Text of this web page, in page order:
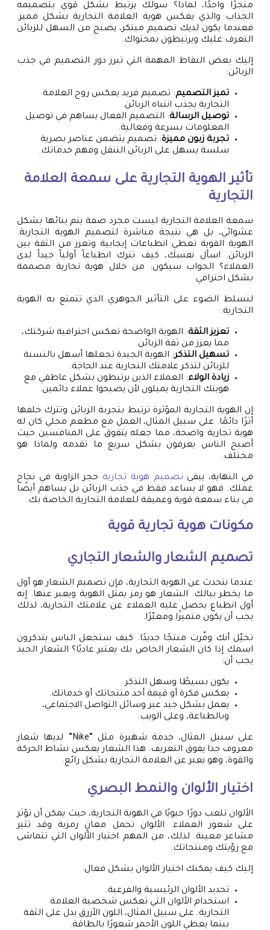
متجرًا واحدًا، لماذا؟ سولك يرتبط بشكل قوي بتصميمه
الجذاب والذي يعكس هوية العلامة التجارية بشكل مميز.
فعندما يكون لديك تصميم مبتكر، يصبح من السهل للزبائن
التعرف عليك ويرتبطون بمحتواك.
إليك بعض النقاط المهمة التي تبرز دور التصميم في جذب
الزبائن:
تميز التصميم: تصميم فريد يعكس روح العلامة
التجارية يجذب انتباه الزبائن.
توصيل الرسالة: التصميم الفعال يساهم في توصيل
المعلومات بسرعة وفعالية.
تجربة زبون مميزة: تصميم يتضمن عناصر بصرية
سلسة يسهل على الزبائن التنقل وفهم خدماتك.
تأثير الهوية التجارية على سمعة العلامة
التجارية
سمعة العلامة التجارية ليست مجرد صفة يتم بنائها بشكل
عشوائي، بل هي نتيجة مباشرة لتصميم الهوية التجارية.
الهوية القوية تعطي انطباعات إيجابية وتعزز من الثقة بين
الزبائن. اسأل نفسك، كيف تترك انطباعاً أولياً جيداً لدى
العملاء؟ الجواب سيكون: من خلال هوية تجارية مصممة
بشكل احترافي.
لنسلط الضوء على التأثير الجوهري الذي تتمتع به الهوية
التجارية:
تعزيز الثقة: الهوية الواضحة تعكس احترافية شركتك،
مما يعزز من ثقة الزبائن.
تسهيل التذكر: الهوية الجيدة تجعلها أسهل بالنسبة
للزبائن لتذكر علامتك التجارية عند الحاجة.
زيادة الولاء: العملاء الذين يرتبطون بشكل عاطفي مع
هويتك التجارية يميلون لأن يصبحوا عملاء دائمين.
إن الهوية التجارية المؤثرة ترتبط بتجربة الزبائن وتترك خلفها
أثرًا دائمًا. على سبيل المثال، العمل مع مطعم محلي كان له
هوية تجارية واضحة، مما جعله يتفوق على المنافسين حيث
أصبح الناس يعرفون بشكل سريع ما تقدمه ولماذا هو
مختلف.
في النهاية، يبقى تصميم هوية تجارية حجر الزاوية في نجاح
عملك. فهو لا يساعد فقط في جذب الزبائن بل يساهم أيضًا
في بناء سمعة قوية وعميقة للعلامة التجارية الخاصة بك.
مكونات هوية تجارية قوية
تصميم الشعار والشعار التجاري
عندما نتحدث عن الهوية التجارية، فإن تصميم الشعار هو أول
ما يخطر ببالك. الشعار هو رمز يمثل الهوية ويعبر عنها. إنه
أول انطباع يحصل عليه العملاء عن علامتك التجارية، لذلك
يجب أن يكون متميزًا ومعبّرًا.
تخيّل أنك وفّرت منتجًا جديدًا. كيف ستجعل الناس يتذكرون
اسمك إذا كان الشعار الخاص بك يعتبر عاديًا؟ الشعار الجيد
يجب أن:
يكون بسيطًا وسهل التذكر.
يعكس فكرة أو قيمة أحد منتجاتك أو خدماتك.
يعمل بشكل جيد عبر وسائل التواصل الاجتماعي،
وبالطباعة، وعلى الويب.
على سبيل المثال، خدمة شهيرة مثل “Nike” لديها شعار
معروف جدا يفوق التعريف. هذا الشعار يعكس نشاط الحركة
والقوة، وهو يعبر عن العلامة التجارية بشكل رائع.
اختيار الألوان والنمط البصري
الألوان تلعب دورًا حيويًا في الهوية التجارية، حيث يمكن أن تؤثر
على شعور العملاء. الألوان تحمل معانٍ رمزية وقد تثير
مشاعر معينة. لذلك، من المهم اختيار الألوان التي تتماشى
مع رؤيتك ومنتجاتك.
إليك كيف يمكنك اختيار الألوان بشكل فعال:
تحديد الألوان الرئيسية والفرعية.
استخدام الألوان التي تعكس شخصية العلامة
التجارية. على سبيل المثال، اللون الأزرق يدل على الثقة
بينما يعطي اللون الأحمر شعورًا بالطاقة.